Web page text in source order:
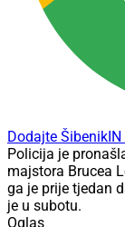
Dodajte
Policija je
majstora Brucea
ga je prije tjedan
je u subotu.
Oglas